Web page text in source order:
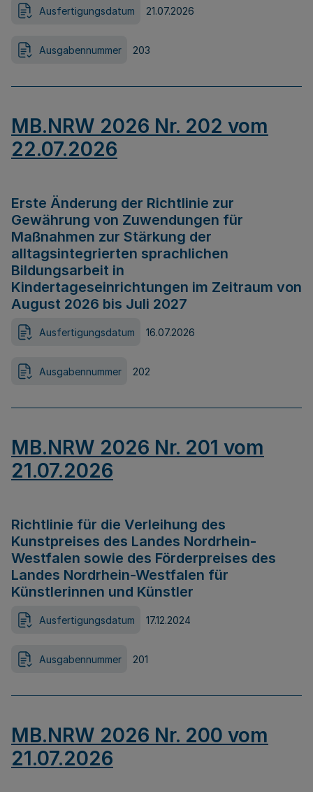
Ausfertigungsdatum 21.07.2026
Ausgabennummer 203
MB.NRW 2026 Nr. 202 vom
22.07.2026
Erste Änderung der Richtlinie zur
Gewährung von Zuwendungen für
Maßnahmen zur Stärkung der
alltagsintegrierten sprachlichen
Bildungsarbeit in
Kindertageseinrichtungen im Zeitraum von
August 2026 bis Juli 2027
Ausfertigungsdatum 16.07.2026
Ausgabennummer 202
MB.NRW 2026 Nr. 201 vom
21.07.2026
Richtlinie für die Verleihung des
Kunstpreises des Landes Nordrhein-
Westfalen sowie des Förderpreises des
Landes Nordrhein-Westfalen für
Künstlerinnen und Künstler
Ausfertigungsdatum 17.12.2024
Ausgabennummer 201
MB.NRW 2026 Nr. 200 vom
21.07.2026